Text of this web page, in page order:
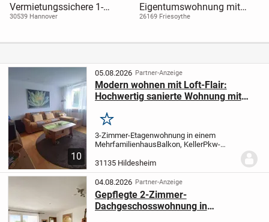
Vermietungssichere 1-
Zimmer-Wohnung mit
30539 Hannover
Eigentumswohnung mit
Dachterrasse und Aufzug -
26169 Friesoythe
10
05.08.2026 Partner-Anzeige
Modern wohnen mit Loft-Flair:
Hochwertig sanierte Wohnung mit
Merken
3-Zimmer-Etagenwohnung in einem
MehrfamilienhausBalkon, KellerPkw-
Gartenhaus optional möglich
31135 Hildesheim
04.08.2026 Partner-Anzeige
Gepflegte 2-Zimmer-
Dachgeschosswohnung in